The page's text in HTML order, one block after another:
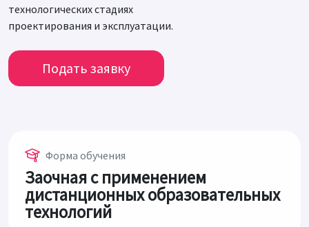
технологических стадиях
проектирования и эксплуатации.
Подать заявку
Форма обучения
Заочная с применением
дистанционных образовательных
технологий